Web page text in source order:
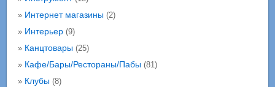
» Интернет магазины(2)
» Интерьер(9)
» Канцтовары(25)
» Кафе/Бары/Рестораны/Пабы(81)
» Клубы(8)